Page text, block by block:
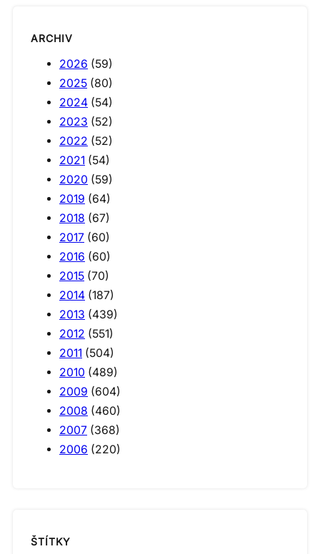
ARCHIV
2026 (59)
2025 (80)
2024 (54)
2023 (52)
2022 (52)
2021 (54)
2020 (59)
2019 (64)
2018 (67)
2017 (60)
2016 (60)
2015 (70)
2014 (187)
2013 (439)
2012 (551)
2011 (504)
2010 (489)
2009 (604)
2008 (460)
2007 (368)
2006 (220)
ŠTÍTKY